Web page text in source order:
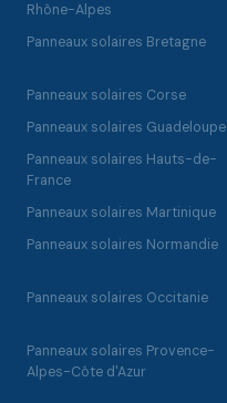
Rhône-Alpes
Panneaux solaires Bretagne
Panneaux solaires Corse
Panneaux solaires Guadeloupe
Panneaux solaires Hauts-de-
France
Panneaux solaires Martinique
Panneaux solaires Normandie
Panneaux solaires Occitanie
Panneaux solaires Provence-
Alpes-Côte d'Azur